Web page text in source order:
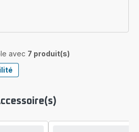
avec 7 produit(s)